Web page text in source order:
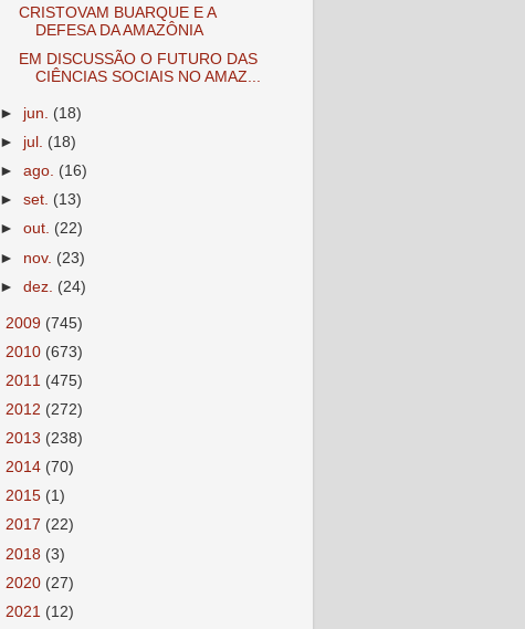
CRISTOVAM BUARQUE E A
DEFESA DA AMAZÔNIA
EM DISCUSSÃO O FUTURO DAS
CIÊNCIAS SOCIAIS NO AMAZ...
► jun. (18)
► jul. (18)
►ago. (16)
►set. (13)
►out. (22)
► nov. (23)
►dez. (24)
2009 (745)
2010 (673)
2011 (475)
2012 (272)
2013 (238)
2014 (70)
2015 (1)
2017 (22)
2018 (3)
2020 (27)
2021 (12)